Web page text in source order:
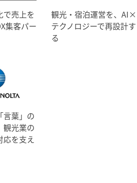
で売上を
集客パー
観光・宿泊運営を、AI×
テクノロジーで再設計す
る
言葉」の
観光業の
応を支え